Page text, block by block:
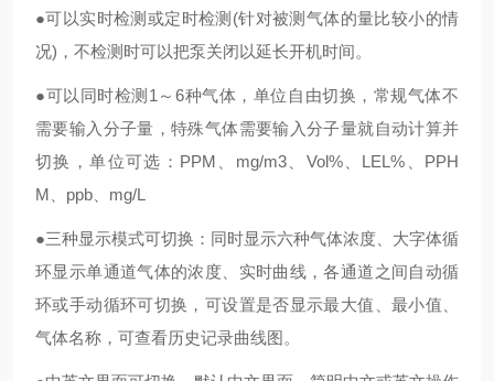
●可以实时检测或定时检测(针对被测气体的量比较小的情
况)，不检测时可以把泵关闭以延长开机时间。
●可以同时检测1～6种气体，单位自由切换，常规气体不
需要输入分子量，特殊气体需要输入分子量就自动计算并
切换，单位可选：PPM、mg/m3、Vol%、LEL%、PPH
M、ppb、mg/L
●三种显示模式可切换：同时显示六种气体浓度、大字体循
环显示单通道气体的浓度、实时曲线，各通道之间自动循
环或手动循环可切换，可设置是否显示最大值、最小值、
气体名称，可查看历史记录曲线图。